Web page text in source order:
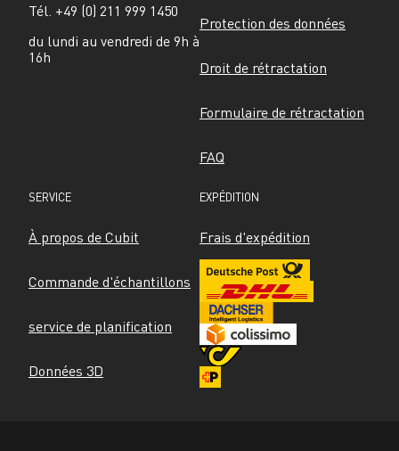
Tél. +49 (0) 211 999 1450
du lundi au vendredi de 9h à
16h
Protection des données
Droit de rétractation
Formulaire de rétractation
FAQ
SERVICE
À propos de Cubit
Commande d'échantillons
service de planification
Données 3D
EXPÉDITION
Frais d'expédition